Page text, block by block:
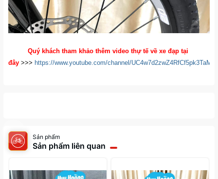
Quý khách tham khảo thêm video thự tế về xe đạp tại
đây >>> https://www.youtube.com/channel/
Sản phẩm
Sản phẩm liên quan